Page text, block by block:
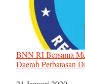
BNN RI Bersama
Daerah Perbatasan